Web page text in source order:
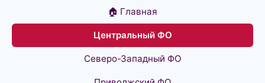
🏠 Главная
Центральный ФО
Северо-Западный ФО